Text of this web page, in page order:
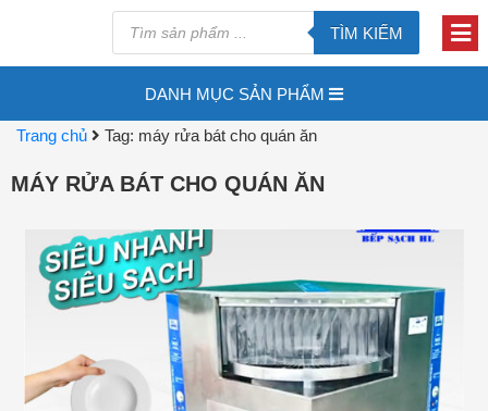
TÌM KIẾM
DANH MỤC SẢN PHẨM
Trang chủ Tag: máy rửa bát cho quán ăn
MÁY RỬA BÁT CHO QUÁN ĂN